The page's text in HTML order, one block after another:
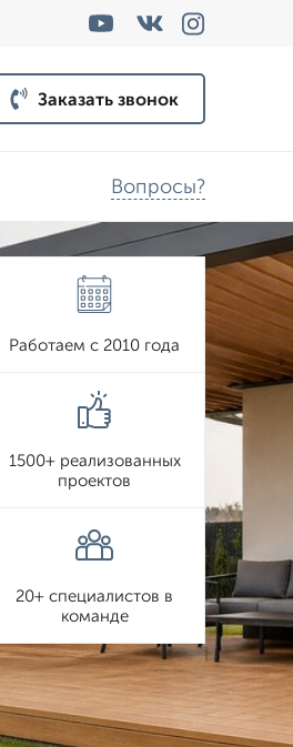
Заказать звонок
Вопросы?
Работаем с 2010 года
1500+ реализованных
проектов
20+ специалистов в
команде